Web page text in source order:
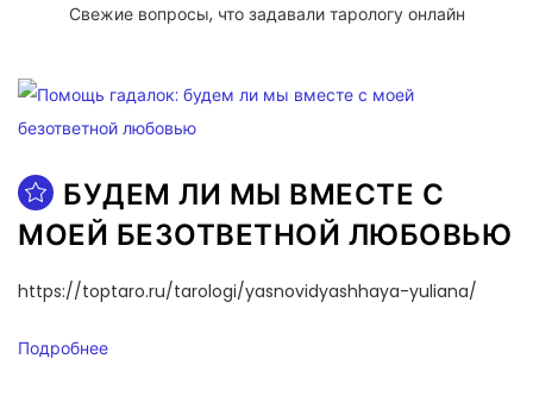
Свежие вопросы, что задавали тарологу онлайн
БУДЕМ ЛИ МЫ ВМЕСТЕ С
МОЕЙ БЕЗОТВЕТНОЙ ЛЮБОВЬЮ
https://toptaro.ru/tarologi/yasnovidyashhaya-yuliana/
Подробнее